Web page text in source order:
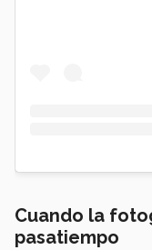
Cuando la
pasatiempo